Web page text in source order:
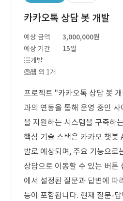
카카오톡 상담 봇 개발
예상 금액
3,000,000원
예상 기간
15일
개발
웹 외 1개
프로젝트 "카카오톡 상담 봇
과의 연동을 통해 운영 중인
을 지원하는 시스템을 구축하
핵심 기술 스택은 카카오 챗봇
발로 예상되며, 주요 기능으로
상담으로 이동할 수 있는 버튼
에서 설정된 질문과 답변에 따
능이 포함됩니다. 현재 질문-